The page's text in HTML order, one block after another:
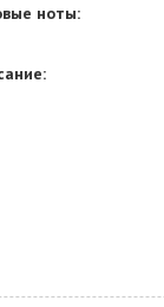
ноты: